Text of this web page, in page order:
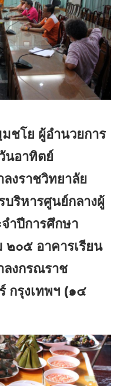
ชโย ผู้อำนวยการ
นอาทิตย์
งราชวิทยาลัย
ริหารศูนย์กลางผู้
ำปีการศึกษา
๐๕ อาคารเรียน
ลงกรณราช
กรุงเทพฯ (๑๔